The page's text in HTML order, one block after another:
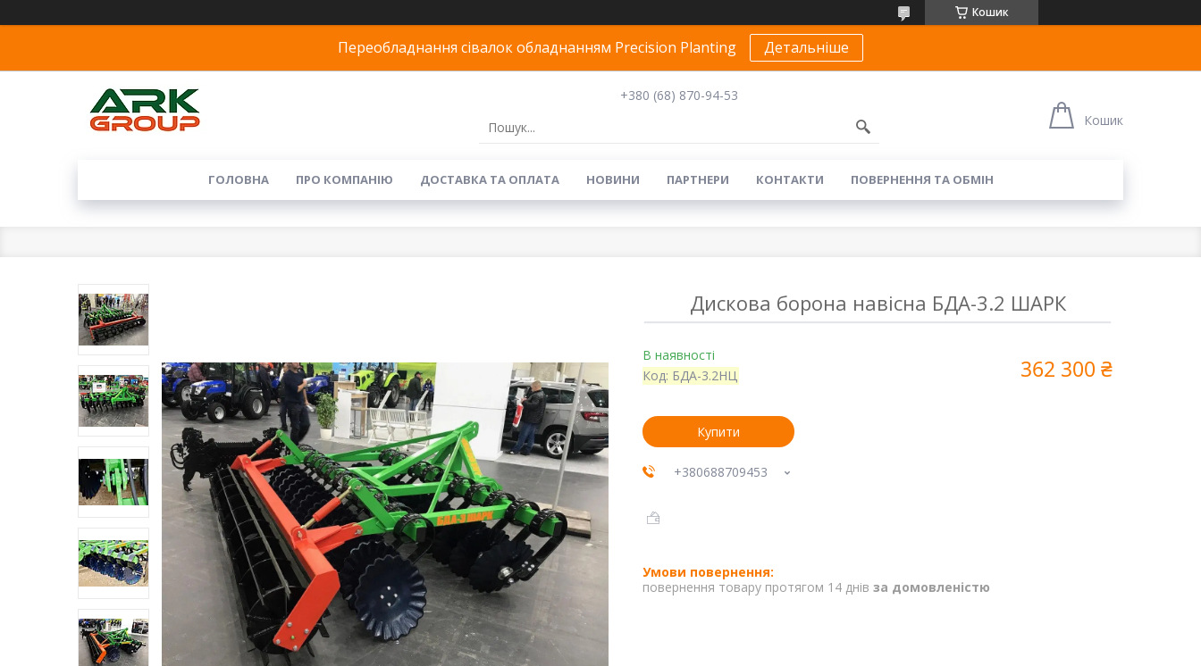
Кошик
Переобладнання сівалок обладнанням Precision Planting Детальніше
+380 (68) 870-94-53
Кошик
ГОЛОВНА ПРО КОМПАНІЮ ДОСТАВКА ТА ОПЛАТА НОВИНИ ПАРТНЕРИ КОНТАКТИ ПОВЕРНЕННЯ ТА ОБМІН
Дискова борона навісна БДА-3.2 ШАРК
В наявності
Код: БДА-3.2НЦ 362 300 ₴
Купити
+380688709453
повернення товару протягом 14 днів за домовленістю